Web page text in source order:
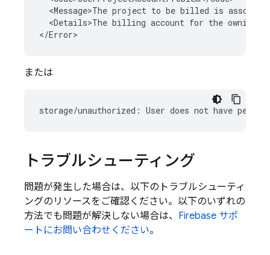
<Message>The project to be billed is
<Details>The billing account for the owning
または
トラブルシューティング
問題が発生した場合は、以下のトラブルシューティ
ングのリソースをご確認ください。以下のいずれの
方法でも問題が解決しない場合は、 Firebase サポ
ートにお問い合わせください。